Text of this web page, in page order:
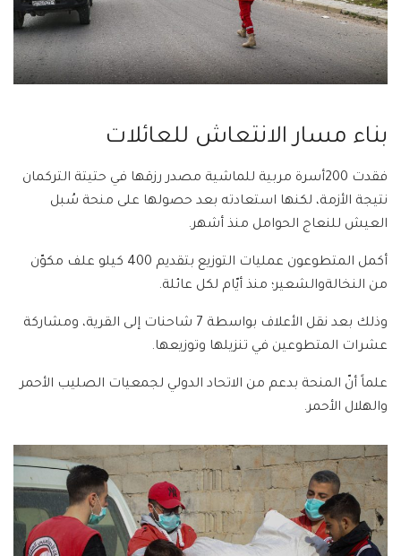
بناء مسار الانتعاش للعائلات
فقدت 200أسرة مربية للماشية مصدر رزقها في حتيتة التركمان
نتيجة الأزمة، لكنها استعادته بعد حصولها على منحة سُبل
العيش للنعاج الحوامل منذ أشهر.
أكمل المتطوعون عمليات التوزيع بتقديم 400 كيلو علف مكوّن
من النخالةوالشعير؛ منذ أيّام لكل عائلة.
وذلك بعد نقل الأعلاف بواسطة 7 شاحنات إلى القرية، ومشاركة
عشرات المتطوعين في تنزيلها وتوزيعها.
علماً أنّ المنحة بدعم من الاتحاد الدولي لجمعيات الصليب الأحمر
والهلال الأحمر.